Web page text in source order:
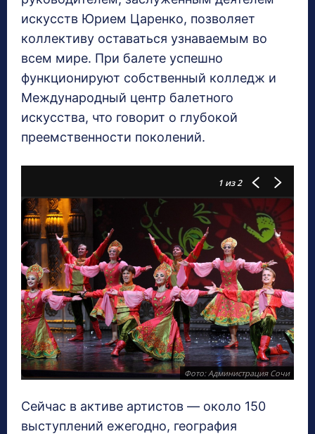
искусств Юрием Царенко, позволяет
коллективу оставаться узнаваемым во
всем мире. При балете успешно
функционируют собственный колледж и
Международный центр балетного
искусства, что говорит о глубокой
преемственности поколений.
1 из 2
Фото: Администрация Сочи
Сейчас в активе артистов — около 150
выступлений ежегодно, география